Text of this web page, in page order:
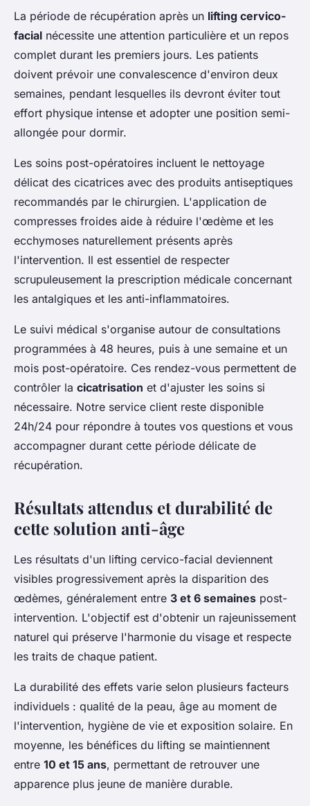
La période de récupération après un lifting cervico-
facial nécessite une attention particulière et un repos
complet durant les premiers jours. Les patients
doivent prévoir une convalescence d'environ deux
semaines, pendant lesquelles ils devront éviter tout
effort physique intense et adopter une position semi-
allongée pour dormir.
Les soins post-opératoires incluent le nettoyage
délicat des cicatrices avec des produits antiseptiques
recommandés par le chirurgien. L'application de
compresses froides aide à réduire l'œdème et les
ecchymoses naturellement présents après
l'intervention. Il est essentiel de respecter
scrupuleusement la prescription médicale concernant
les antalgiques et les anti-inflammatoires.
Le suivi médical s'organise autour de consultations
programmées à 48 heures, puis à une semaine et un
mois post-opératoire. Ces rendez-vous permettent de
contrôler la cicatrisation et d'ajuster les soins si
nécessaire. Notre service client reste disponible
24h/24 pour répondre à toutes vos questions et vous
accompagner durant cette période délicate de
récupération.
Résultats attendus et durabilité de
cette solution anti-âge
Les résultats d'un lifting cervico-facial deviennent
visibles progressivement après la disparition des
œdèmes, généralement entre 3 et 6 semaines post-
intervention. L'objectif est d'obtenir un rajeunissement
naturel qui préserve l'harmonie du visage et respecte
les traits de chaque patient.
La durabilité des effets varie selon plusieurs facteurs
individuels : qualité de la peau, âge au moment de
l'intervention, hygiène de vie et exposition solaire. En
moyenne, les bénéfices du lifting se maintiennent
entre 10 et 15 ans, permettant de retrouver une
apparence plus jeune de manière durable.